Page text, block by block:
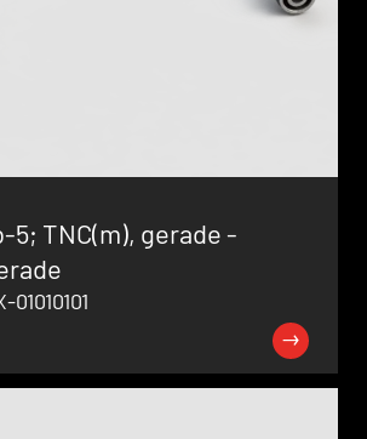
5; TNC(m), gerade -